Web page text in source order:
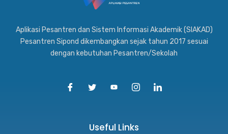
Aplikasi Pesantren dan Sistem Informasi Akademik (SIAKAD)
Pesantren Sipond dikembangkan sejak tahun 2017 sesuai
dengan kebutuhan Pesantren/Sekolah
Useful Links